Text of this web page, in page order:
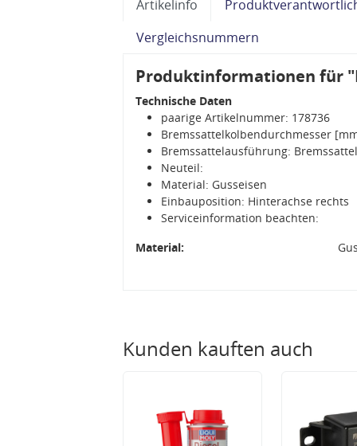
Artikelinfo
Vergleichsnummern
Produktinformationen für
Technische Daten
paarige Artikelnummer: 178736
Bremssattelkolbendurchmesser
Bremssattelausführung:
Neuteil:
Material: Gusseisen
Einbauposition: Hinterachse rechts
Serviceinformation beachten:
Material:
Kunden kauften auch